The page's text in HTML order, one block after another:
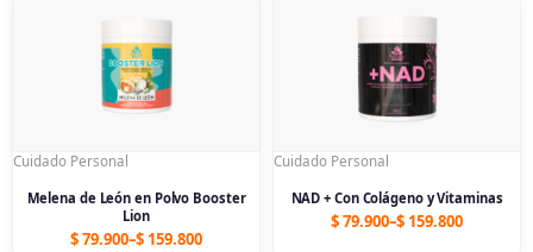
Cuidado Personal
Melena de León en Polvo Booster
Lion
$79.900–$ 159.800
$ 79.900
through
$ 159.800
Cuidado Personal
NAD + Con Colágeno y Vitaminas
$79.900–$ 159.800
through
$ 159.800